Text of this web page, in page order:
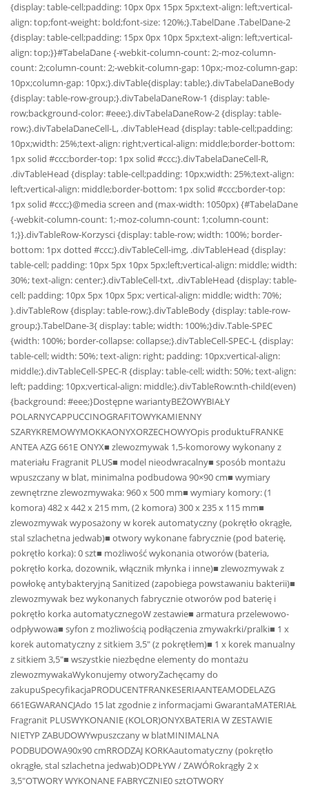
{display: table-cell;padding: 10px 0px 15px 5px;text-align: left;vertical-
align: top;font-weight: bold;font-size: 120%;}.TabelDane .TabelDane-2
{display: table-cell;padding: 15px 0px 10px 5px;text-align: left;vertical-
align: top;}}#TabelaDane {-webkit-column-count: 2;-moz-column-
count: 2;column-count: 2;-webkit-column-gap: 10px;-moz-column-gap:
10px;column-gap: 10px;}.divTable{display: table;}.divTabelaDaneBody
{display: table-row-group;}.divTabelaDaneRow-1 {display: table-
row;background-color: #eee;}.divTabelaDaneRow-2 {display: table-
row;}.divTabelaDaneCell-L, .divTableHead {display: table-cell;padding:
10px;width: 25%;text-align: right;vertical-align: middle;border-bottom:
1px solid #ccc;border-top: 1px solid #ccc;}.divTabelaDaneCell-R,
.divTableHead {display: table-cell;padding: 10px;width: 25%;text-align:
left;vertical-align: middle;border-bottom: 1px solid #ccc;border-top:
1px solid #ccc;}@media screen and (max-width: 1050px) {#TabelaDane
{-webkit-column-count: 1;-moz-column-count: 1;column-count:
1;}}.divTableRow-Korzysci {display: table-row; width: 100%; border-
bottom: 1px dotted #ccc;}.divTableCell-img, .divTableHead {display:
table-cell; padding: 10px 5px 10px 5px;left;vertical-align: middle; width:
30%; text-align: center;}.divTableCell-txt, .divTableHead {display: table-
cell; padding: 10px 5px 10px 5px; vertical-align: middle; width: 70%;
}.divTableRow {display: table-row;}.divTableBody {display: table-row-
group;}.TabelDane-3{ display: table; width: 100%;}div.Table-SPEC
{width: 100%; border-collapse: collapse;}.divTableCell-SPEC-L {display:
table-cell; width: 50%; text-align: right; padding: 10px;vertical-align:
middle;}.divTableCell-SPEC-R {display: table-cell; width: 50%; text-align:
left; padding: 10px;vertical-align: middle;}.divTableRow:nth-child(even)
{background: #eee;}Dostępne wariantyBEŻOWYBIAŁY
POLARNYCAPPUCCINOGRAFITOWYKAMIENNY
SZARYKREMOWYMOKKAONYXORZECHOWYOpis produktuFRANKE
ANTEA AZG 661E ONYX■ zlewozmywak 1,5-komorowy wykonany z
materiału Fragranit PLUS■ model nieodwracalny■ sposób montażu
wpuszczany w blat, minimalna podbudowa 90×90 cm■ wymiary
zewnętrzne zlewozmywaka: 960 x 500 mm■ wymiary komory: (1
komora) 482 x 442 x 215 mm, (2 komora) 300 x 235 x 115 mm■
zlewozmywak wyposażony w korek automatyczny (pokrętło okrągłe,
stal szlachetna jedwab)■ otwory wykonane fabrycznie (pod baterię,
pokrętło korka): 0 szt■ możliwość wykonania otworów (bateria,
pokrętło korka, dozownik, włącznik młynka i inne)■ zlewozmywak z
powłokę antybakteryjną Sanitized (zapobiega powstawaniu bakterii)■
zlewozmywak bez wykonanych fabrycznie otworów pod baterię i
pokrętło korka automatycznegoW zestawie■ armatura przelewowo-
odpływowa■ syfon z możliwością podłączenia zmywakrki/pralki■ 1 x
korek automatyczny z sitkiem 3,5″ (z pokrętłem)■ 1 x korek manualny
z sitkiem 3,5″■ wszystkie niezbędne elementy do montażu
zlewozmywakaWykonujemy otworyZachęcamy do
zakupuSpecyfikacjaPRODUCENTFRANKESERIAANTEAMODELAZG
661EGWARANCJAdo 15 lat zgodnie z informacjami GwarantaMATERIAŁ
Fragranit PLUSWYKONANIE (KOLOR)ONYXBATERIA W ZESTAWIE
NIETYP ZABUDOWYwpuszczany w blatMINIMALNA
PODBUDOWA90x90 cmRRODZAJ KORKAautomatyczny (pokrętło
okrągłe, stal szlachetna jedwab)ODPŁYW / ZAWÓRokrągły 2 x
3,5″OTWORY WYKONANE FABRYCZNIE0 sztOTWORY